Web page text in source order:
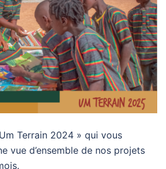
Terrain 2024 » qui vous
vue d’ensemble de nos projets